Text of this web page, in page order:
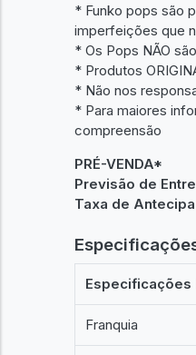
* Funko pops são
imperfeições que
* Os Pops NÃO
* Produtos
* Não nos
* Para maiores
compreensão
PRÉ-VENDA*
Previsão de
Taxa de
Especificações
Franquia